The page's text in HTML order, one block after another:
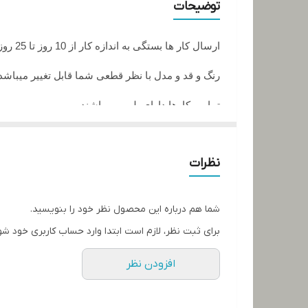
توضیحات
ارسال کار ها بستگی به اندازه کار از 10 روز تا 25 روز زمان میبرد
رنگ و قد و مدل با نظر قطعی شما قابل تغییر
تمامی کارها دارای پلمپ میباشند
در صورت داشتن سوال میتوانید از پشتیبان های ما
نظرات
شما هم درباره این محصول نظر خود را بنویسید.
برای ثبت نظر، لازم است ابتدا وارد حساب کاربری خود
افزودن نظر